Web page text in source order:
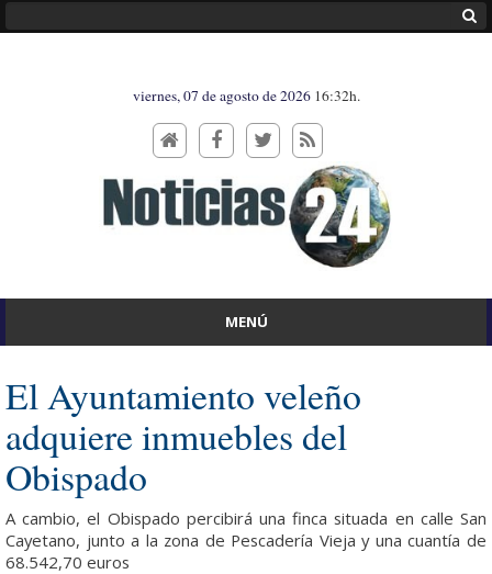
viernes, 07 de agosto de 2026 16:32h.
MENÚ
El Ayuntamiento veleño
adquiere inmuebles del
Obispado
A cambio, el Obispado percibirá una finca situada en calle San
Cayetano, junto a la zona de Pescadería Vieja y una cuantía de
68.542,70 euros